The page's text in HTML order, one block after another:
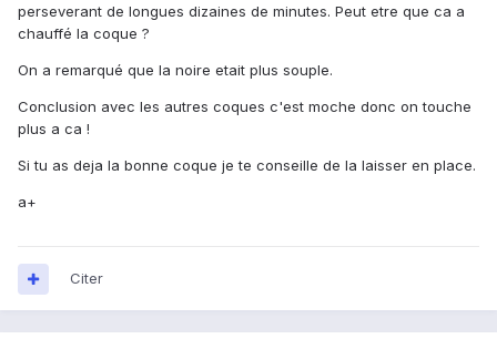
perseverant de longues dizaines de minutes. Peut etre que ca a
chauffé la coque ?
On a remarqué que la noire etait plus souple.
Conclusion avec les autres coques c'est moche donc on touche
plus a ca !
Si tu as deja la bonne coque je te conseille de la laisser en place.
a+
Citer